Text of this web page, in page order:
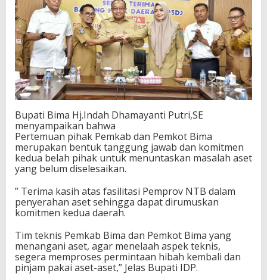
Bupati Bima Hj.Indah Dhamayanti Putri,SE
menyampaikan bahwa
Pertemuan pihak Pemkab dan Pemkot Bima
merupakan bentuk tanggung jawab dan komitmen
kedua belah pihak untuk menuntaskan masalah aset
yang belum diselesaikan.
” Terima kasih atas fasilitasi Pemprov NTB dalam
penyerahan aset sehingga dapat dirumuskan
komitmen kedua daerah.
Tim teknis Pemkab Bima dan Pemkot Bima yang
menangani aset, agar menelaah aspek teknis,
segera memproses permintaan hibah kembali dan
pinjam pakai aset-aset,” Jelas Bupati IDP.